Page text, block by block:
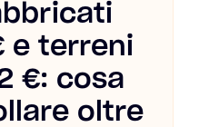
e terreni
€: cosa
oltre